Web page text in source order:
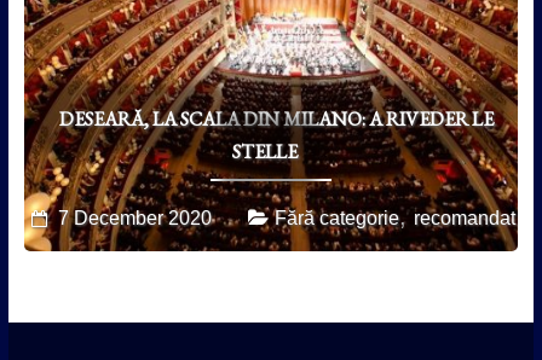
DESEARĂ, LA SCALA DIN MILANO: A RIVEDER LE
STELLE
7 December 2020 Fără categorie, recomandat